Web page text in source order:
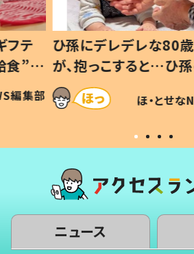
フテ
食”を
の親
編集部
ひ孫にデレデレな80
が、抱っこすると…ひ
「涙が出ました」「可愛
い」
ほ・とせ
ニュース